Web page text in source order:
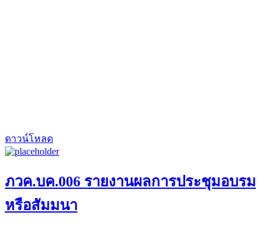
ดาวน์โหลด
ภวค.บค.006 รายงานผลการประชุมอบรม
หรือสัมมนา